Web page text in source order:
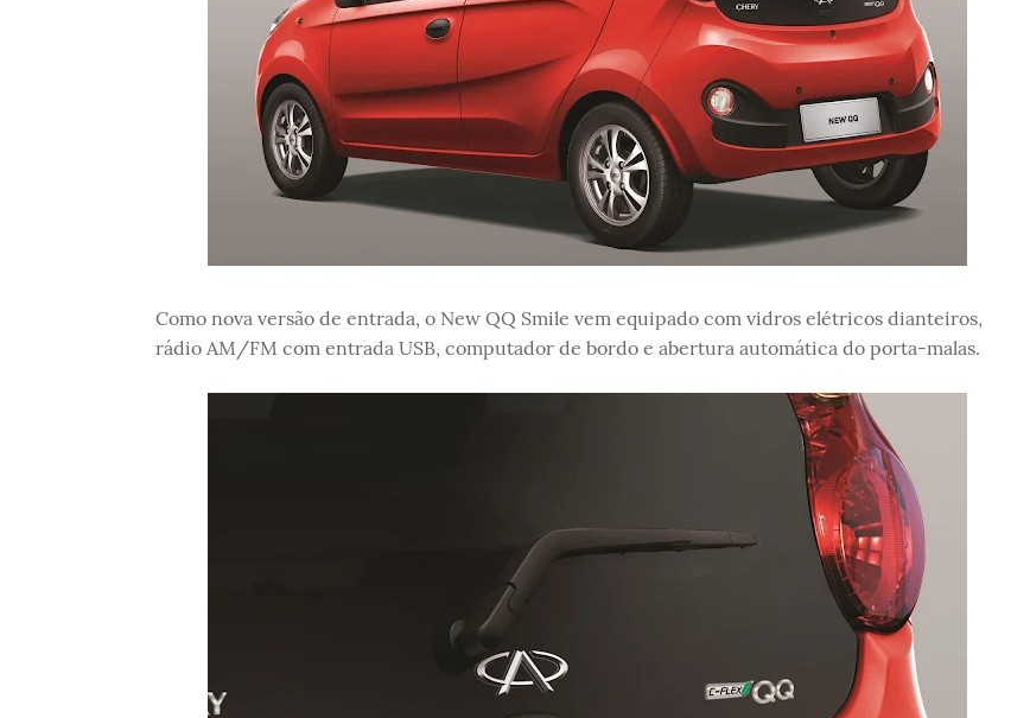
Como nova versão de entrada, o New QQ Smile vem equipado com vidros elétricos dianteiros,
rádio AM/FM com entrada USB, computador de bordo e abertura automática do porta-malas.